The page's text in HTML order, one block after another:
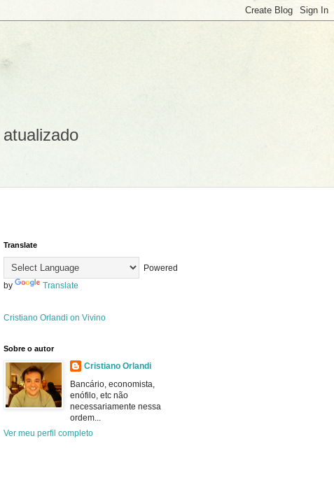
Translate
Powered
by
Translate
Cristiano Orlandi on Vivino
Sobre o autor
Cristiano Orlandi
Bancário, economista,
enófilo, etc não
necessariamente nessa
ordem...
Ver meu perfil completo